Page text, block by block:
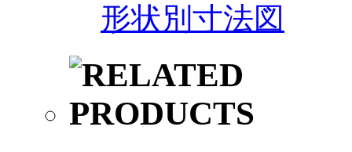
形状別寸法図